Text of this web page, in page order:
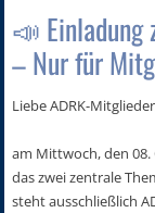
📣 Einladung
– Nur für
Liebe ADRK-
am Mittwoch, den
das zwei zentrale
steht ausschließlich